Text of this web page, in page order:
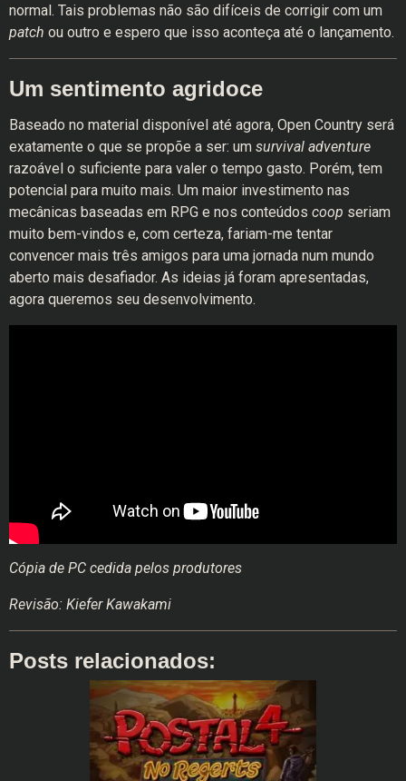
normal. Tais problemas não são difíceis de corrigir com um
patch ou outro e espero que isso aconteça até o lançamento.
Um sentimento agridoce
Baseado no material disponível até agora, Open Country será
exatamente o que se propõe a ser: um survival adventure
razoável o suficiente para valer o tempo gasto. Porém, tem
potencial para muito mais. Um maior investimento nas
mecânicas baseadas em RPG e nos conteúdos coop seriam
muito bem-vindos e, com certeza, fariam-me tentar
convencer mais três amigos para uma jornada num mundo
aberto mais desafiador. As ideias já foram apresentadas,
agora queremos seu desenvolvimento.
Cópia de PC cedida pelos produtores
Revisão: Kiefer Kawakami
Posts relacionados: